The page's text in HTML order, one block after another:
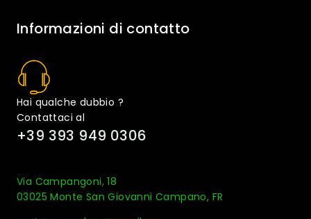
Informazioni di contatto
Hai qualche dubbio ?
Contattaci al
+39 393 949 0306
Via Campangoni, 18
03025 Monte San Giovanni Campano, FR